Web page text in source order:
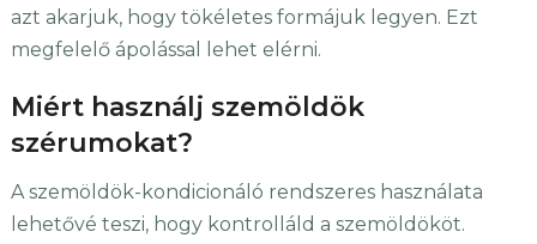
azt akarjuk, hogy tökéletes formájuk legyen. Ezt
megfelelő ápolással lehet elérni.
Miért használj szemöldök
szérumokat?
A szemöldök-kondicionáló rendszeres használata
lehetővé teszi, hogy kontrolláld a szemöldököt.